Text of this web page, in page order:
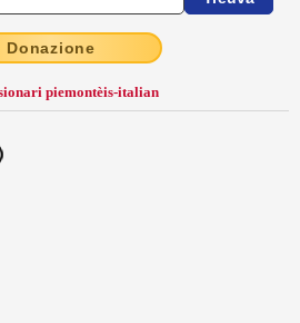
Donazione
piemontèis-italian